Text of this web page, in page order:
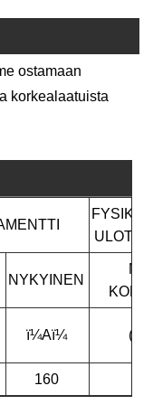
ostamaan
korkealaatuista
NYKYINEN
ï¼Aï¼
160